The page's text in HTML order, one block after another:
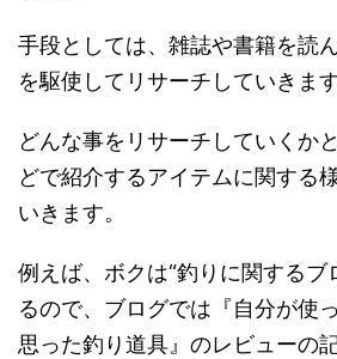
手段としては、雑誌や書籍を読
を駆使してリサーチしていきます
どんな事をリサーチしていくか
どで紹介するアイテムに関する
いきます。
例えば、ボクは“釣りに関するブ
るので、ブログでは『自分が使
思った釣り道具』のレビューの